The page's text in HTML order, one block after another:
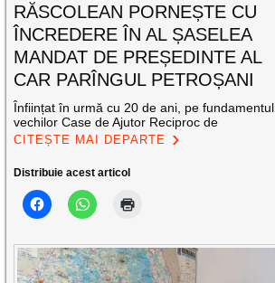
RĂSCOLEAN PORNEȘTE CU
ÎNCREDERE ÎN AL ȘASELEA
MANDAT DE PREȘEDINTE AL
CAR PARÎNGUL PETROȘANI
Înființat în urmă cu 20 de ani, pe fundamentul
vechilor Case de Ajutor Reciproc de
CITEȘTE MAI DEPARTE
Distribuie acest articol